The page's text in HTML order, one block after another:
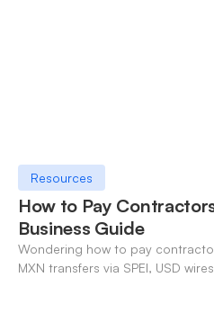
Resources
How to Pay
Business Guide
Wondering how to pay
MXN transfers via SPEI, USD